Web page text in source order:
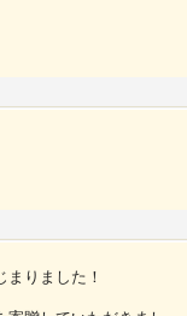
まりました！